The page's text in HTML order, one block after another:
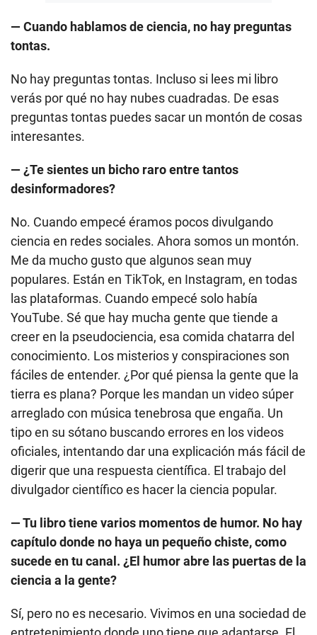
— Cuando hablamos de ciencia, no hay preguntas
tontas.
No hay preguntas tontas. Incluso si lees mi libro
verás por qué no hay nubes cuadradas. De esas
preguntas tontas puedes sacar un montón de cosas
interesantes.
— ¿Te sientes un bicho raro entre tantos
desinformadores?
No. Cuando empecé éramos pocos divulgando
ciencia en redes sociales. Ahora somos un montón.
Me da mucho gusto que algunos sean muy
populares. Están en TikTok, en Instagram, en todas
las plataformas. Cuando empecé solo había
YouTube. Sé que hay mucha gente que tiende a
creer en la pseudociencia, esa comida chatarra del
conocimiento. Los misterios y conspiraciones son
fáciles de entender. ¿Por qué piensa la gente que la
tierra es plana? Porque les mandan un video súper
arreglado con música tenebrosa que engaña. Un
tipo en su sótano buscando errores en los videos
oficiales, intentando dar una explicación más fácil de
digerir que una respuesta científica. El trabajo del
divulgador científico es hacer la ciencia popular.
— Tu libro tiene varios momentos de humor. No hay
capítulo donde no haya un pequeño chiste, como
sucede en tu canal. ¿El humor abre las puertas de la
ciencia a la gente?
Sí, pero no es necesario. Vivimos en una sociedad de